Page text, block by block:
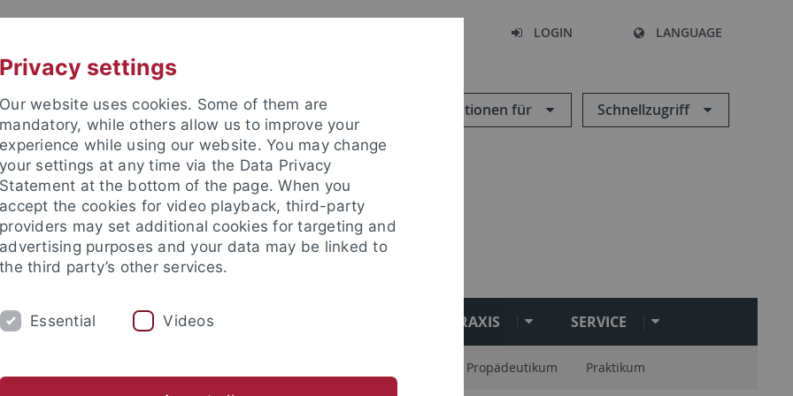
LOGIN LANGUAGE
Informationen für Schnellzugriff
FORSCHUNG PRAXIS SERVICE
Propädeutikum Praktikum
Privacy settings
Our website uses cookies. Some of them are
mandatory, while others allow us to improve your
experience while using our website. You may change
your settings at any time via the Data Privacy
Statement at the bottom of the page. When you
accept the cookies for video playback, third-party
providers may set additional cookies for targeting and
advertising purposes and your data may be linked to
the third party’s other services.
Essential Videos